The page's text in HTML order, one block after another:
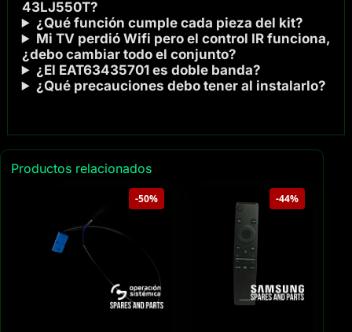
43LJ550T?
¿Qué función cumple cada pieza del kit?
Mi TV perdió Wifi pero el control IR funciona,
¿debo cambiar todo el conjunto?
¿El EAT63435701 es doble banda?
¿Qué precauciones debo tener al instalarlo?
Productos relacionados
-50% -44%